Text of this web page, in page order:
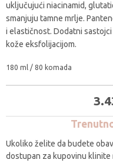
uključujući niacinamid,
smanjuju tamne mrlje.
i elastičnost. Dodatni
kože eksfolijacijom.
180 ml / 80 komada
Ukoliko želite da budete
dostupan za kupovinu klinite